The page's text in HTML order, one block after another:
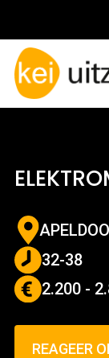
32-38
2.200 -
REAGEER